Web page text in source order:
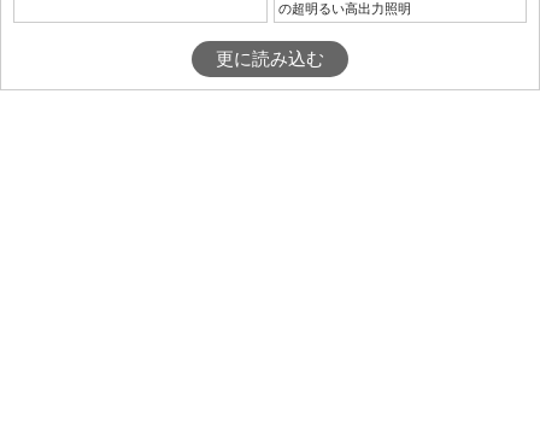
の超明るい高出力照明
更に読み込む